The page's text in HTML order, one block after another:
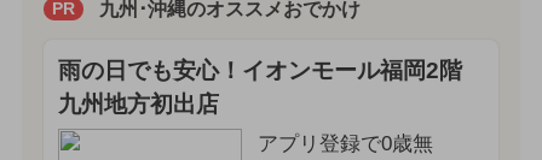
PR 九州･沖縄のオススメおでかけ
雨の日でも安心！イオンモール福岡2階
九州地方初出店
アプリ登録で0歳無